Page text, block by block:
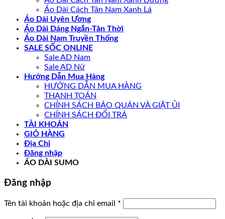
Áo Dài Cách Tân Nam Xanh Lá
Áo Dài Uyên Ương
Áo Dài Dáng Ngắn-Tân Thời
Áo Dài Nam Truyền Thống
SALE SỐC ONLINE
Sale AD Nam
Sale AD Nữ
Hướng Dẫn Mua Hàng
HƯỚNG DẪN MUA HÀNG
THANH TOÁN
CHÍNH SÁCH BẢO QUẢN VÀ GIẶT ỦI
CHÍNH SÁCH ĐỔI TRẢ
TÀI KHOẢN
GIỎ HÀNG
Địa Chỉ
Đăng nhập
ÁO DÀI SUMO
Đăng nhập
Tên tài khoản hoặc địa chỉ email *